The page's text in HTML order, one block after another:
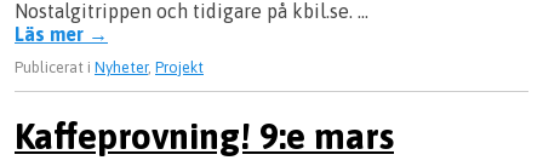
Nostalgitrippen och tidigare på kbil.se. …
Läs mer →
Publicerat i Nyheter, Projekt
Kaffeprovning! 9:e mars